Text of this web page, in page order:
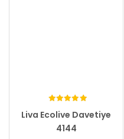
Liva Ecolive Davetiye
4144